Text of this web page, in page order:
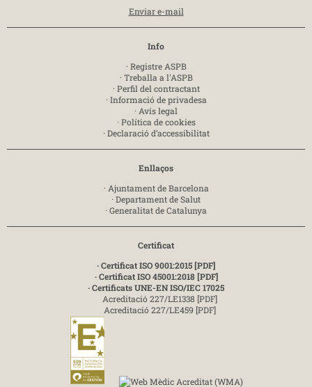
Enviar e-mail
Info
· Registre ASPB
· Treballa a l'ASPB
· Perfil del contractant
· Informació de privadesa
· Avís legal
· Política de cookies
· Declaració d’accessibilitat
Enllaços
· Ajuntament de Barcelona
· Departament de Salut
· Generalitat de Catalunya
Certificat
· Certificat ISO 9001:2015 [PDF]
· Certificat ISO 45001:2018 [PDF]
· Certificats UNE-EN ISO/IEC 17025
Acreditació 227/LE1338 [PDF]
Acreditació 227/LE459 [PDF]